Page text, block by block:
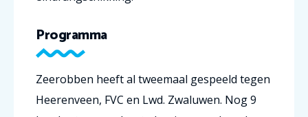
Programma
Zeerobben heeft al tweemaal gespeeld tegen
Heerenveen, FVC en Lwd. Zwaluwen. Nog 9